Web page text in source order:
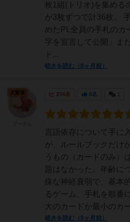
枚1組(トリオ)を集める
が3枚ずつで計36枚。
めたPL全員の手札のカ
字を宣言して公開」ま
ド...
続きを読む（8ヶ月前）
234名 0名
言語依存について手に
が、ルールブックだけ
うもの（カードのみ）
題はなかった。年齢に
殊な神経衰弱で、基本
るゲーム。手札を順番
大のカードか最小のカ
続きを読む（9ヶ月前）
大賢者